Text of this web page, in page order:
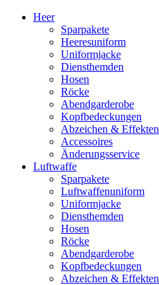
Heer
Sparpakete
Heeresuniform
Uniformjacke
Diensthemden
Hosen
Röcke
Abendgarderobe
Kopfbedeckungen
Abzeichen & Effekten
Accessoires
Änderungsservice
Luftwaffe
Sparpakete
Luftwaffenuniform
Uniformjacke
Diensthemden
Hosen
Röcke
Abendgarderobe
Kopfbedeckungen
Abzeichen & Effekten